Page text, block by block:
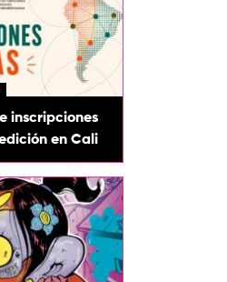
inscripciones
en Cali